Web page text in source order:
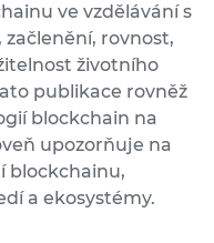
ve vzdělávání s
rovnost,
životního
publikace rovněž
blockchain na
upozorňuje na
blockchainu,
a ekosystémy.